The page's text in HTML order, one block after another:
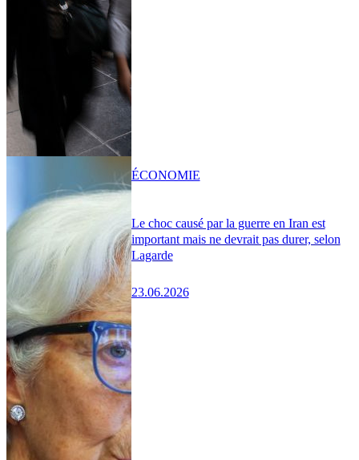
Le choc causé par la guerre en Iran est
important mais ne devrait pas durer, selon
Lagarde
23.06.2026
ÉCONOMIE